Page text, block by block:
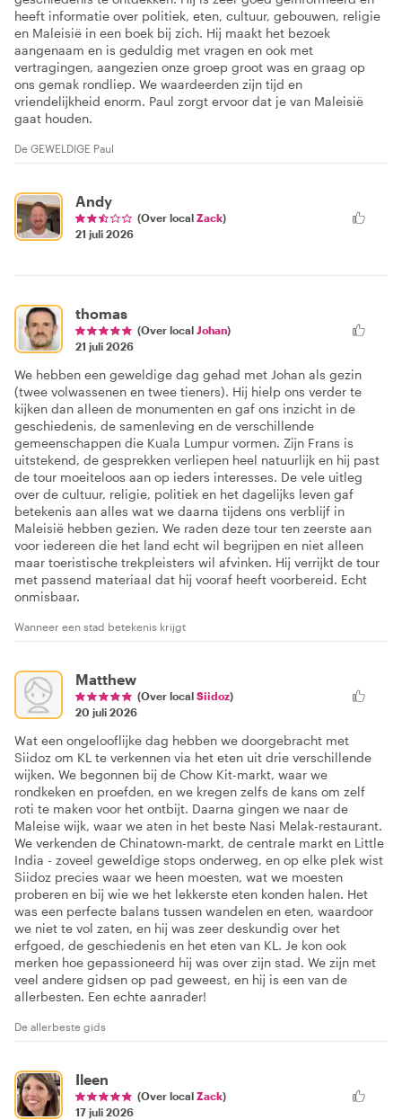
heeft informatie over politiek, eten, cultuur, gebouwen, religie
en Maleisië in een boek bij zich. Hij maakt het bezoek
aangenaam en is geduldig met vragen en ook met
vertragingen, aangezien onze groep groot was en graag op
ons gemak rondliep. We waardeerden zijn tijd en
vriendelijkheid enorm. Paul zorgt ervoor dat je van Maleisië
gaat houden.
De GEWELDIGE Paul
Andy
(Over local Zack)
21 juli 2026
thomas
(Over local Johan)
21 juli 2026
We hebben een geweldige dag gehad met Johan als gezin
(twee volwassenen en twee tieners). Hij hielp ons verder te
kijken dan alleen de monumenten en gaf ons inzicht in de
geschiedenis, de samenleving en de verschillende
gemeenschappen die Kuala Lumpur vormen. Zijn Frans is
uitstekend, de gesprekken verliepen heel natuurlijk en hij past
de tour moeiteloos aan op ieders interesses. De vele uitleg
over de cultuur, religie, politiek en het dagelijks leven gaf
betekenis aan alles wat we daarna tijdens ons verblijf in
Maleisië hebben gezien. We raden deze tour ten zeerste aan
voor iedereen die het land echt wil begrijpen en niet alleen
maar toeristische trekpleisters wil afvinken. Hij verrijkt de tour
met passend materiaal dat hij vooraf heeft voorbereid. Echt
onmisbaar.
Wanneer een stad betekenis krijgt
Matthew
(Over local Siidoz)
20 juli 2026
Wat een ongelooflijke dag hebben we doorgebracht met
Siidoz om KL te verkennen via het eten uit drie verschillende
wijken. We begonnen bij de Chow Kit-markt, waar we
rondkeken en proefden, en we kregen zelfs de kans om zelf
roti te maken voor het ontbijt. Daarna gingen we naar de
Maleise wijk, waar we aten in het beste Nasi Melak-restaurant.
We verkenden de Chinatown-markt, de centrale markt en Little
India - zoveel geweldige stops onderweg, en op elke plek wist
Siidoz precies waar we heen moesten, wat we moesten
proberen en bij wie we het lekkerste eten konden halen. Het
was een perfecte balans tussen wandelen en eten, waardoor
we niet te vol zaten, en hij was zeer deskundig over het
erfgoed, de geschiedenis en het eten van KL. Je kon ook
merken hoe gepassioneerd hij was over zijn stad. We zijn met
veel andere gidsen op pad geweest, en hij is een van de
allerbesten. Een echte aanrader!
De allerbeste gids
Ileen
(Over local Zack)
17 juli 2026